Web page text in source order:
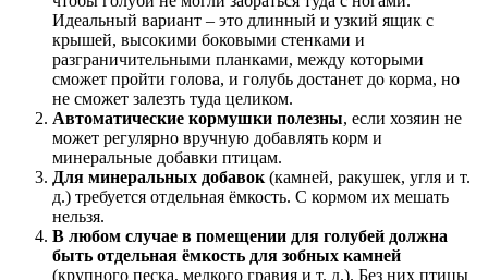
Идеальный вариант – это длинный и узкий ящик с
крышей, высокими боковыми стенками и
разграничительными планками, между которыми
сможет пройти голова, и голубь достанет до корма, но
не сможет залезть туда целиком.
Автоматические кормушки полезны, если хозяин не
может регулярно вручную добавлять корм и
минеральные добавки птицам.
Для минеральных добавок(камней, ракушек, угля и т.
д.) требуется отдельная ёмкость. С кормом их мешать
нельзя.
В любом случае в помещении для голубей должна
быть отдельная ёмкость для зобных камней
(крупного песка, мелкого гравия и т. д.). Без них птицы